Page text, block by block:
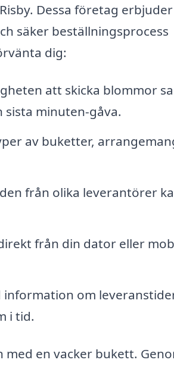
Dessa företag
säker beställningsprocess
dig:
att skicka blommor
minuten-gåva.
av buketter,
från olika leverantörer
från din dator eller
om
i tid.
en vacker bukett.